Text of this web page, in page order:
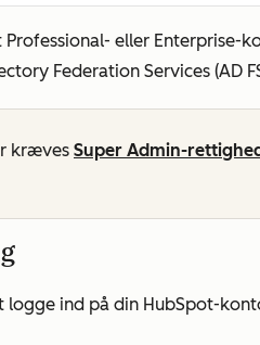
Professional- eller Enterprise-
Federation Services (AD
kræves Super Admin-
logge ind på din HubSpot-